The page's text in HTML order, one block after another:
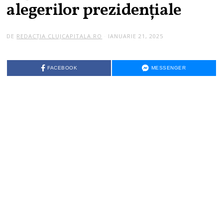
alegerilor prezidențiale
DE REDACȚIA CLUJCAPITALA.RO IANUARIE 21, 2025
FACEBOOK MESSENGER